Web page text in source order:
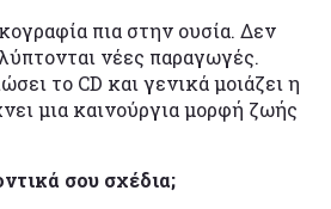
πια στην ουσία. Δεν
νέες παραγωγές.
το CD και γενικά μοιάζει η
μια καινούργια μορφή ζωής
σου σχέδια;